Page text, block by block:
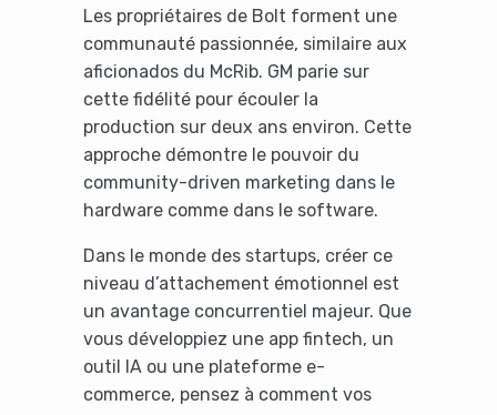
Les propriétaires de Bolt forment une
communauté passionnée, similaire aux
aficionados du McRib. GM parie sur
cette fidélité pour écouler la
production sur deux ans environ. Cette
approche démontre le pouvoir du
community-driven marketing dans le
hardware comme dans le software.
Dans le monde des startups, créer ce
niveau d’attachement émotionnel est
un avantage concurrentiel majeur. Que
vous développiez une app fintech, un
outil IA ou une plateforme e-
commerce, pensez à comment vos